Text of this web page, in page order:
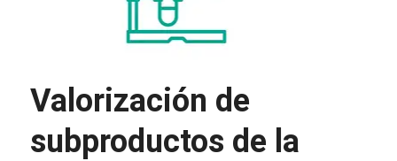
Valorización de
subproductos de la